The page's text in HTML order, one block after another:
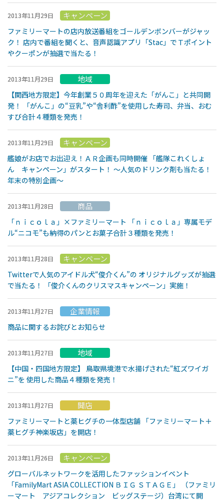
2013年11月29日 キャンペーン
ファミリーマートの店内放送番組をゴールデンボンバーがジャッ
ク！ 店内で番組を聞くと、音声認識アプリ「Stac」でＴポイント
やクーポンが抽選で当たる！
2013年11月29日 地域
【関西地方限定】今年創業５０周年を迎えた「がんこ」と共同開
発！ 「がんこ」の“豆乳”や“舎利酢”を使用した寿司、弁当、おむ
すび合計４種類を発売！
2013年11月29日 キャンペーン
艦娘がお店でお出迎え！ＡＲ企画も同時開催 「艦隊これくしょ
ん キャンペーン」がスタート！ 〜人気のドリンク剤も当たる！
年末の特別企画〜
2013年11月28日 商品
「ｎｉｃｏｌａ」×ファミリーマート 「ｎｉｃｏｌａ」専属モデ
ル“ニコモ”も納得のパンとお菓子合計３種類を発売！
2013年11月28日 キャンペーン
Twitterで人気のアイドル犬“俊介くん”の オリジナルグッズが抽選
で当たる！ 「俊介くんのクリスマスキャンペーン」実施！
2013年11月27日 企業情報
商品に関するお詫びとお知らせ
2013年11月27日 地域
【中国・四国地方限定】 鳥取県境港で水揚げされた“紅ズワイガ
ニ”を 使用した商品４種類を発売！
2013年11月27日 開店
ファミリーマートと薬ヒグチの一体型店舗 「ファミリーマート＋
薬ヒグチ神楽坂店」を開店！
2013年11月26日 キャンペーン
グローバルネットワークを活用したファッションイベント
「FamilyMart ASIA COLLECTION ＢＩＧ ＳＴＡＧＥ」 （ファミリ
ーマート アジアコレクション ビッグステージ）台湾にて開